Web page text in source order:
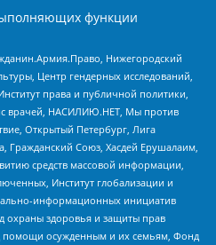
функции
Нижегородский
Центр гендерных исследований,
права и публичной политики,
врачей, НАСИЛИЮ.НЕТ, Мы против
Открытый Петербург, Лига
Гражданский Союз, Хасдей Ерушалаим,
средств массовой информации,
Институт глобализации и
информационных инициатив
охраны здоровья и защиты прав
помощи осужденным и их семьям, Фонд